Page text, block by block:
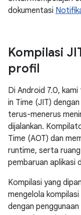
dokumentasi
Kompilasi
profil
Di Android 7.0,
in Time (JIT)
terus-menerus
dijalankan.
Time (AOT) dan
runtime, serta
pembaruan aplikasi
Kompilasi yang
mengelola
dengan